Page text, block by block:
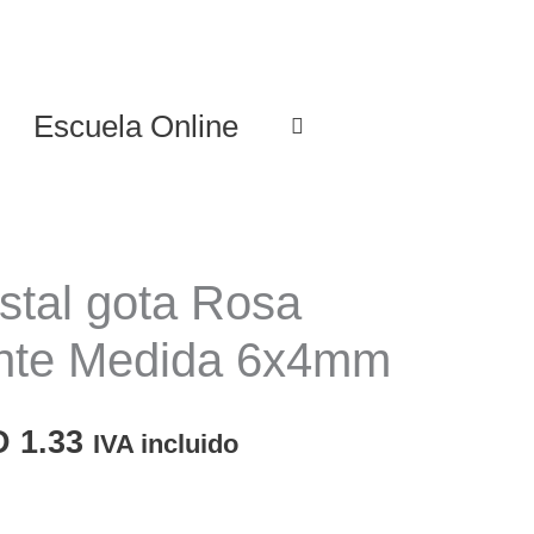
Escuela Online
gota Rosa
Medida 6x4mm
1.33 El
IVA incluido